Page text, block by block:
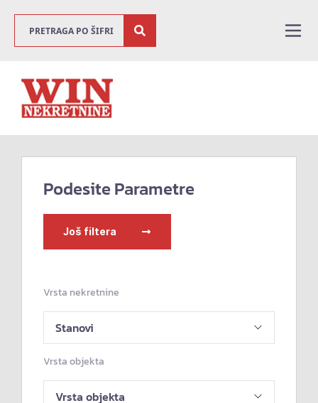
Podesite Parametre
Još filtera
Vrsta nekretnine
Vrsta objekta